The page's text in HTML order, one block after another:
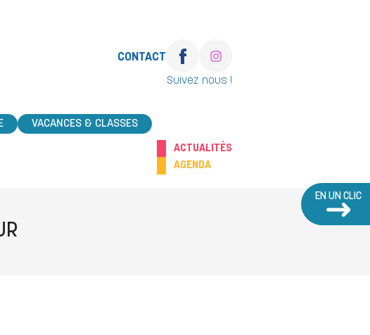
EN UN CLIC
CONTACT
Suivez nous !
VACANCES & CLASSES
ACTUALITÉS
AGENDA